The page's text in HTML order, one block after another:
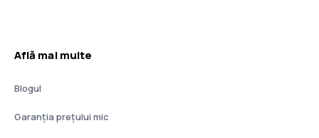
Află mai multe
Blogul
Garanția prețului mic